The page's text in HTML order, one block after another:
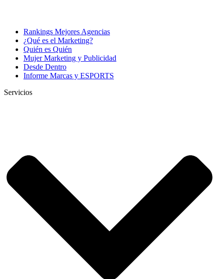
Rankings Mejores Agencias
¿Qué es el Marketing?
Quién es Quién
Mujer Marketing y Publicidad
Desde Dentro
Informe Marcas y ESPORTS
Servicios